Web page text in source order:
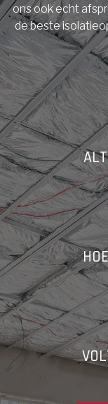
Gevelisolatie
Vorige
Achternaam
E-mail
Vorige
ons ook echt
de beste